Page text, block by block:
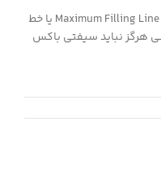
روی سطح ظرف یک خط نشانه با عنوان Maximum Filling Line یا خط
هرگز نباید سیفتی باکس